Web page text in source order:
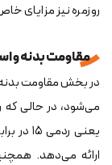
روزمره نیز مزایای
مقاومت بدنه و
یعنی